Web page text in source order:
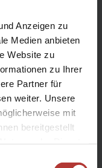
Anzeigen zu
Medien anbieten
Website zu
zu Ihrer
Partner für
weiter. Unsere
mit
bereitgestellt
und der